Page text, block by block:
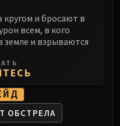
и бросают в
всем, в кого
земле и взрываются
ОБСТРЕЛА